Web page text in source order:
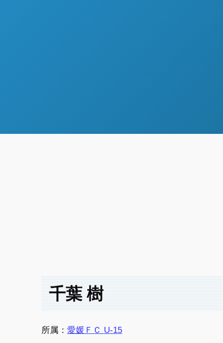
千葉 樹
所属： 愛媛ＦＣ U-15